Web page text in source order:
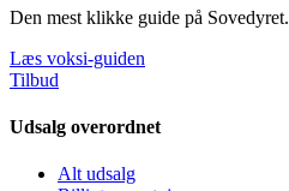
Den mest klikke guide på Sovedyret.
Læs voksi-guiden
Tilbud
Udsalg overordnet
Alt udsalg